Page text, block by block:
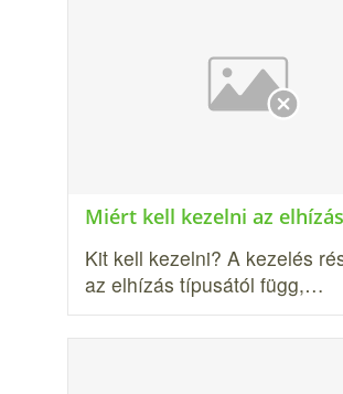
Miért kell kezelni az
Kit kell kezelni? A kezelés
az elhízás típusától függ,…